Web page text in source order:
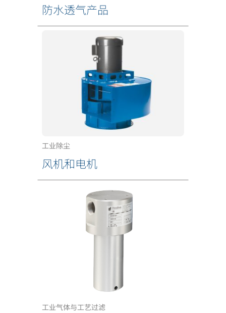
防水透气产品
工业除尘
风机和电机
工业气体与工艺过滤